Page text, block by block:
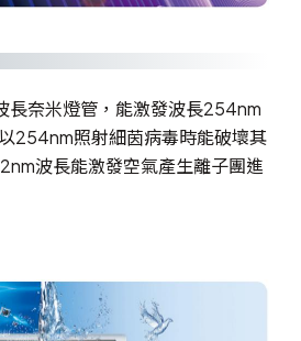
長奈米燈管，能激發波長254nm
254nm照射細茵病毒時能破壞其
波長能激發空氣產生離子團進